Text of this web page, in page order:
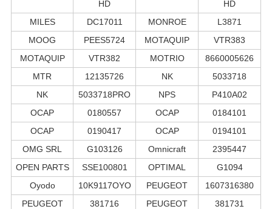
HD
HD
MILES
DC17011 MONROE
L3871
MOOG
PEES5724 MOTAQUIP
VTR383
MOTAQUIP
VTR382 MOTRIO
8660005626
MTR
12135726 NK
5033718
NK
5033718PRO NPS
P410A02
OCAP
0180557 OCAP
0184101
OCAP
0190417 OCAP
0194101
OMG SRL
G103126 Omnicraft
2395447
OPEN PARTS
SSE100801 OPTIMAL
G1094
Oyodo
10K9117OYO PEUGEOT
1607316380
PEUGEOT
381716 PEUGEOT
381731